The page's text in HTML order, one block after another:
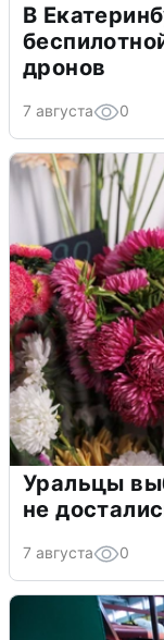
В
дронов
7 августа 0
Уральцы
не
7 августа 0